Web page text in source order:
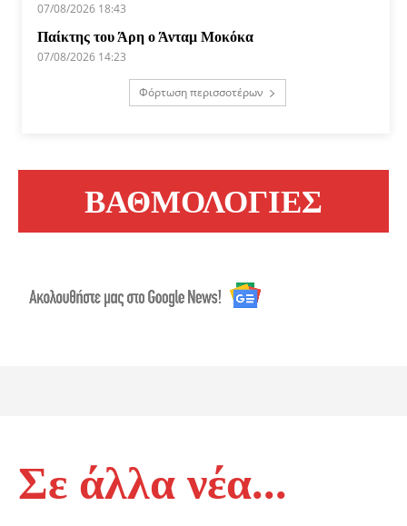
07/08/2026 18:43
Παίκτης του Άρη ο Άνταμ Μοκόκα
07/08/2026 14:23
Φόρτωση περισσοτέρων
ΒΑΘΜΟΛΟΓΙΕΣ
Σε άλλα νέα...